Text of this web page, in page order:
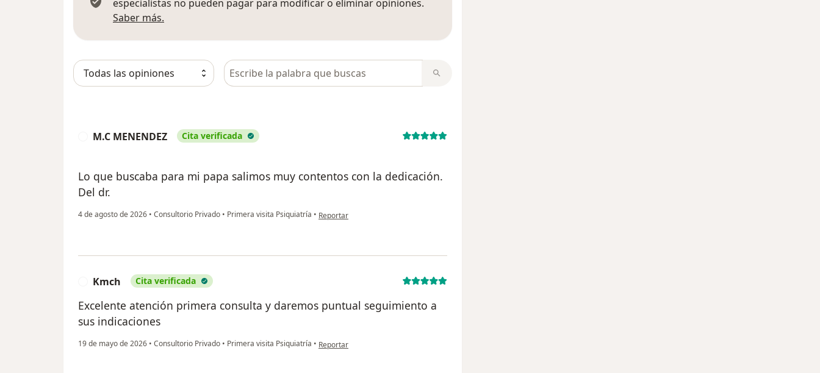
especialistas no pueden pagar para modificar o eliminar opiniones.
Saber más.
Busca en opiniones
M.C MENENDEZ Cita verificada
Lo que buscaba para mi papa salimos muy contentos con la dedicación.
Del dr.
4 de agosto de 2026 • Consultorio Privado • Primera visita Psiquiatría • en opinión del usuario M.C MENENDEZ
Reportar
Kmch Cita verificada
Excelente atención primera consulta y daremos puntual seguimiento a
sus indicaciones
19 de mayo de 2026 • Consultorio Privado • Primera visita Psiquiatría • en opinión del usuario Kmch
Reportar